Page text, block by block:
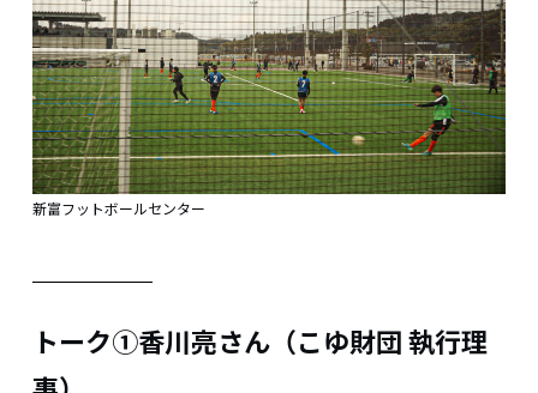
新富フットボールセンター
トーク➀香川亮さん（こゆ財団 執行理